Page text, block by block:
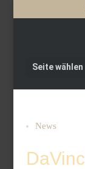
Seite wählen
News